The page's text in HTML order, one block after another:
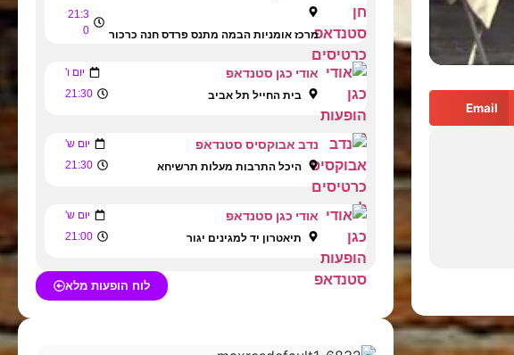
Email
מרכז אומניות הבמה מתנס פרדס חנה כרכור
21:3
0
אודי כגן סטנדאפ יום ו'
בית החייל תל אביב 21:30
נדב אבוקסיס סטנדאפ יום ש'
היכל התרבות מעלות תרשיחא 21:30
אודי כגן סטנדאפ יום ש'
תיאטרון יד למגינים יגור 21:00
לוח הופעות מלא